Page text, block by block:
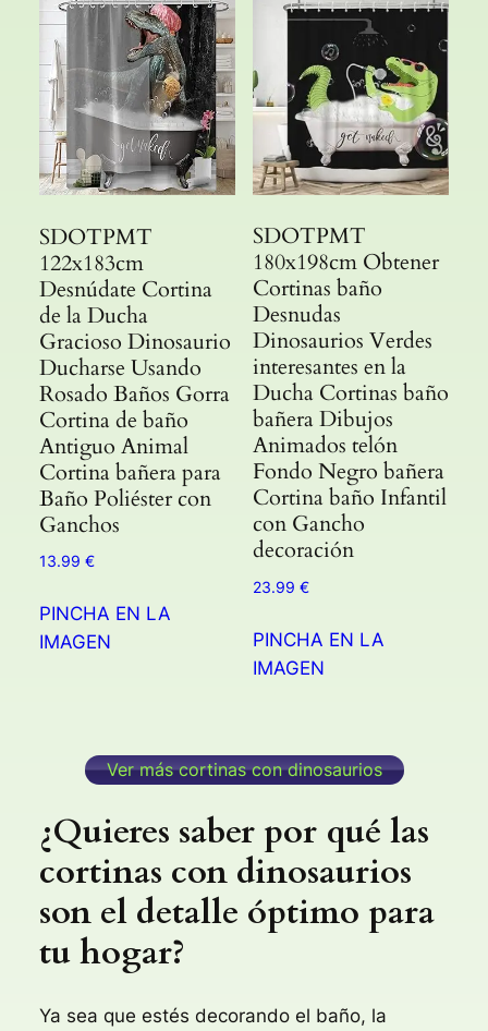
SDOTPMT
122x183cm
Desnúdate Cortina
de la Ducha
Gracioso Dinosaurio
Ducharse Usando
Rosado Baños Gorra
Cortina de baño
Antiguo Animal
Cortina bañera para
Baño Poliéster con
Ganchos
13.99 €
PINCHA EN LA
IMAGEN
SDOTPMT
180x198cm Obtener
Cortinas baño
Desnudas
Dinosaurios Verdes
interesantes en la
Ducha Cortinas baño
bañera Dibujos
Animados telón
Fondo Negro bañera
Cortina baño Infantil
con Gancho
decoración
23.99 €
PINCHA EN LA
IMAGEN
Ver más cortinas con dinosaurios
¿Quieres saber por qué las
cortinas con dinosaurios
son el detalle óptimo para
tu hogar?
Ya sea que estés decorando el baño, la